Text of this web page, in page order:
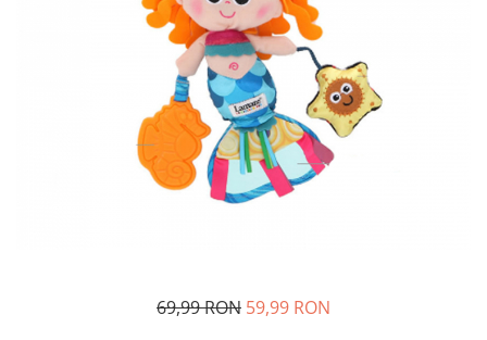
Alfabet si matematica
Jocuri de memorie si inteligenta
Seria Lectia de sanatate
Editura Galaxia Copiilor
Pisicile Războinice
Colectia Pia Papadia
Colectia Micul Paianjen Firicel
69,99 RON 59,99 RON